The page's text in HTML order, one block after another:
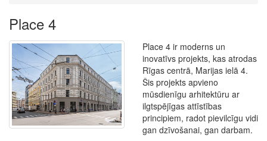
Place 4
Place 4 ir moderns un
inovatīvs projekts, kas atrodas
Rīgas centrā, Marijas ielā 4.
Šis projekts apvieno
mūsdienīgu arhitektūru ar
ilgtspējīgas attīstības
principiem, radot pievilcīgu vidi
gan dzīvošanai, gan darbam.